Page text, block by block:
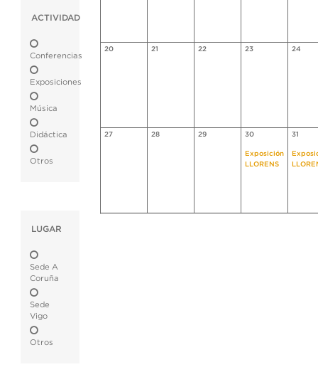
ACTIVIDAD
Conferencias
Exposiciones
Música
Didáctica
Otros
LUGAR
Sede A
Coruña
Sede
Vigo
Otros
20 21 22 23 24
27 28 29 30
Exposición
LLORENS
31